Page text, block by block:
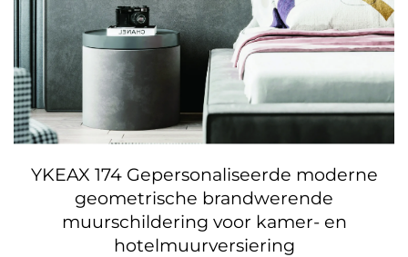
YKEAX 174 Gepersonaliseerde moderne
geometrische brandwerende
muurschildering voor kamer- en
hotelmuurversiering